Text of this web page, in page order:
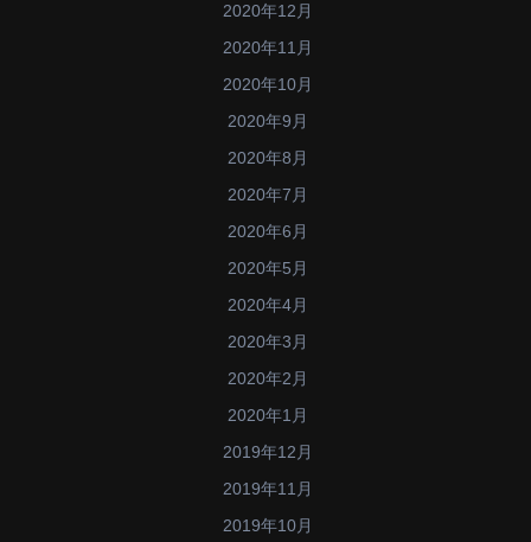
2020年12月
2020年11月
2020年10月
2020年9月
2020年8月
2020年7月
2020年6月
2020年5月
2020年4月
2020年3月
2020年2月
2020年1月
2019年12月
2019年11月
2019年10月